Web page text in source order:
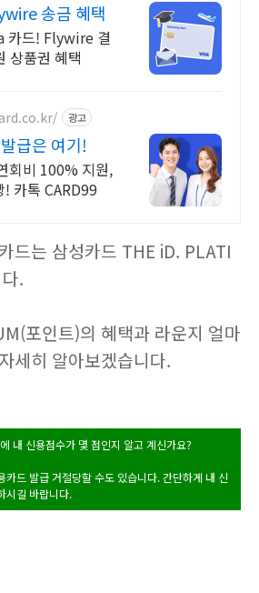
송금 혜택
카드! Flywire 결
상품권 혜택
광고
급은 여기!
회비 100% 지원,
카톡 CARD99
드는 삼성카드 THE iD. PLATI
.
포인트)의 혜택과 라운지 얼마
세히 알아보겠습니다.
내 신용점수가 몇 점인지 알고 계신가요?
카드 발급 거절당할 수도 있습니다. 간단하게 내 신
시길 바랍니다.